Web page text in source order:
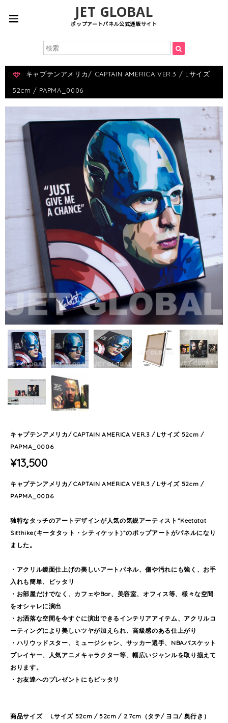
JET GLOBAL
ポップアートパネル公式通販サイト
キャプテンアメリカ/ CAPTAIN AMERICA VER.3 / Lサイズ
52cm / PAPMA_0006
キャプテンアメリカ/ CAPTAIN AMERICA VER.3 / Lサイズ 52cm /
PAPMA_0006
¥13,500
キャプテンアメリカ/ CAPTAIN AMERICA VER.3 / Lサイズ 52cm /
PAPMA_0006
独特なタッチのアートデザインが人気の気鋭アーティスト”Keetatat
Sitthike(キータタット・シティケット)”のポップアートがパネルになり
ました。
・アクリル鏡面仕上げの美しいアートパネル、傷や汚れにも強く、お手
入れも簡単、ピッタリ
・お部屋だけでなく、カフェやBar、美容室、オフィス等、様々な空間
をオシャレに演出
・お洒落な空間を今すぐに演出できるインテリアアイテム、アクリルコ
ーティングにより美しいツヤが加えられ、高級感のある仕上がり
・ハリウッドスター、ミュージシャン、サッカー選手、NBAバスケット
プレイヤー、人気アニメキャラクター等、幅広いジャンルを取り揃えて
おります。
・お友達へのプレゼントにもピッタリ
商品サイズ Lサイズ 52cm / 52cm / 2.7cm（タテ/ ヨコ/ 奥行き）